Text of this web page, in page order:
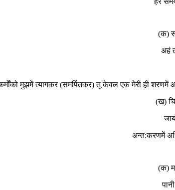
(क)
अहं
कर्मोंको मुझमें त्यागकर (समर्पितकर) तू केवल एक मेरी ही
(ख)
अन्त:करणमें
(क)